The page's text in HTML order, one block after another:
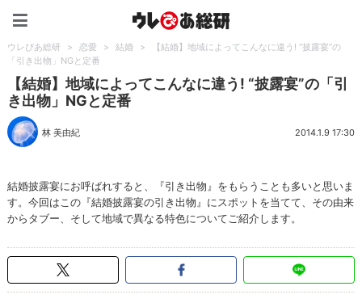
ウレぴあ総研 > 恋愛 > 結婚 >
【結婚】地域によってこんなに違う! “披露宴”の
「引き出物」NGと定番
【結婚】地域によってこんなに違う! “披露宴”の「引
き出物」NGと定番
林 美由紀 2014.1.9 17:30
結婚披露宴にお呼ばれすると、『引き出物』をもらうことも多いと思いま
す。今回はこの『結婚披露宴の引き出物』にスポットを当てて、その由来
からタブー、そして地域で異なる特色についてご紹介します。